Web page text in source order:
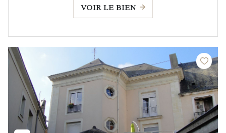
VOIR LE BIEN